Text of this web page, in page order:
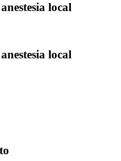
local
local